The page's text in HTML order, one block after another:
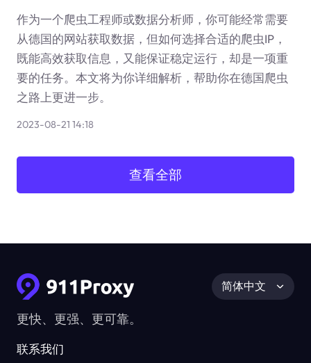
作为一个爬虫工程师或数据分析师，你可能经常需要
从德国的网站获取数据，但如何选择合适的爬虫IP，
既能高效获取信息，又能保证稳定运行，却是一项重
要的任务。本文将为你详细解析，帮助你在德国爬虫
之路上更进一步。
2023-08-21 14:18
查看全部
更快、更强、更可靠。
联系我们
简体中文